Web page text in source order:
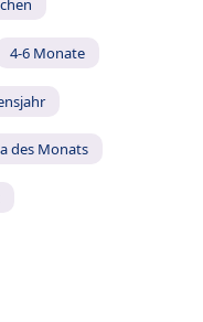
4-6 Monate
des Monats